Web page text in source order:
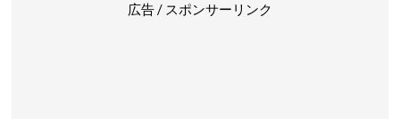
広告 / スポンサーリンク